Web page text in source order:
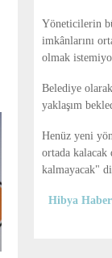
Yöneticilerin
imkânlarını
olmak
Belediye
yaklaşım
Henüz yeni
ortada kalacak
kalmayacak"
Hibya Haber